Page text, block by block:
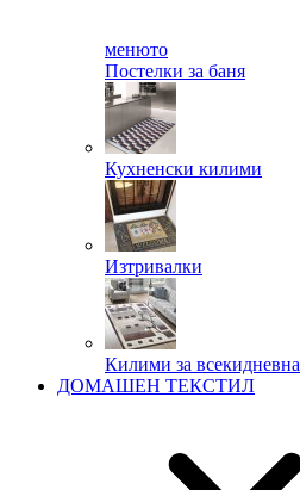
менюто
Постелки за баня
Кухненски килими
Изтривалки
Килими за всекидневна
ДОМАШЕН ТЕКСТИЛ